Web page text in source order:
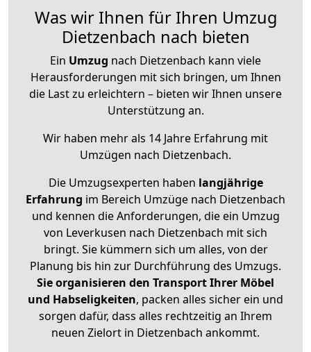
Was wir Ihnen für Ihren Umzug
Dietzenbach nach bieten
Ein Umzug nach Dietzenbach kann viele
Herausforderungen mit sich bringen, um Ihnen
die Last zu erleichtern – bieten wir Ihnen unsere
Unterstützung an.
Wir haben mehr als 14 Jahre Erfahrung mit
Umzügen nach Dietzenbach.
Die Umzugsexperten haben langjährige
Erfahrung im Bereich Umzüge nach Dietzenbach
und kennen die Anforderungen, die ein Umzug
von Leverkusen nach Dietzenbach mit sich
bringt. Sie kümmern sich um alles, von der
Planung bis hin zur Durchführung des Umzugs.
Sie organisieren den Transport Ihrer Möbel
und Habseligkeiten, packen alles sicher ein und
sorgen dafür, dass alles rechtzeitig an Ihrem
neuen Zielort in Dietzenbach ankommt.